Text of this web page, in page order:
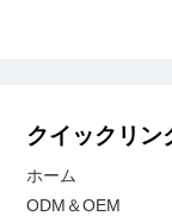
クイックリン
ホーム
ODM＆OEM